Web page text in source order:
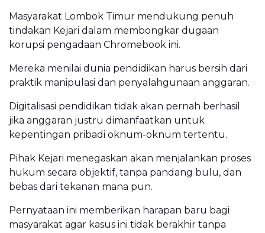
Masyarakat Lombok Timur mendukung penuh
tindakan Kejari dalam membongkar dugaan
korupsi pengadaan Chromebook ini.
Mereka menilai dunia pendidikan harus bersih dari
praktik manipulasi dan penyalahgunaan anggaran.
Digitalisasi pendidikan tidak akan pernah berhasil
jika anggaran justru dimanfaatkan untuk
kepentingan pribadi oknum-oknum tertentu.
Pihak Kejari menegaskan akan menjalankan proses
hukum secara objektif, tanpa pandang bulu, dan
bebas dari tekanan mana pun.
Pernyataan ini memberikan harapan baru bagi
masyarakat agar kasus ini tidak berakhir tanpa